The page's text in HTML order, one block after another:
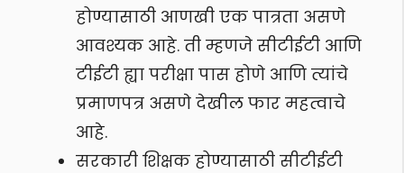
होण्यासाठी आणखी एक पात्रता असणे
आवश्यक आहे. ती म्हणजे सीटीईटी आणि
टीईटी ह्या परीक्षा पास होणे आणि त्यांचे
प्रमाणपत्र असणे देखील फार महत्वाचे
आहे.
सरकारी शिक्षक होण्यासाठी सीटीईटी